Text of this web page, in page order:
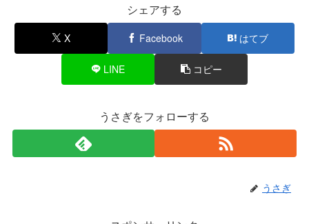
シェアする
X Facebook はてブ
LINE コピー
うさぎをフォローする
うさぎ